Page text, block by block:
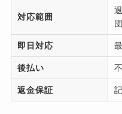
対応範囲
即日対応
後払い
返金保証